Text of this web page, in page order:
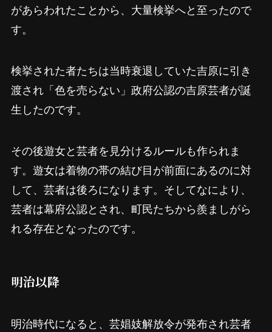
があらわれたことから、大量検挙へと至ったので
す。
検挙された者たちは当時衰退していた吉原に引き
渡され「色を売らない」政府公認の吉原芸者が誕
生したのです。
その後遊女と芸者を見分けるルールも作られま
す。遊女は着物の帯の結び目が前面にあるのに対
して、芸者は後ろになります。そしてなにより、
芸者は幕府公認とされ、町民たちから羨ましがら
れる存在となったのです。
明治以降
明治時代になると、芸娼妓解放令が発布され芸者